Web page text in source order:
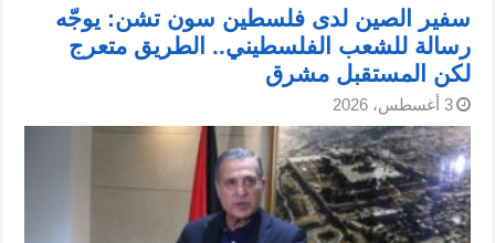
سفير الصين لدى فلسطين سون تشن: يوجّه
رسالة للشعب الفلسطيني.. الطريق متعرج
لكن المستقبل مشرق
3 أغسطس، 2026